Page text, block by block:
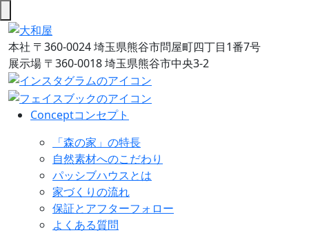
本社 〒360-0024 埼玉県熊谷市問屋町四丁目1番7号
展示場 〒360-0018 埼玉県熊谷市中央3-2
Conceptコンセプト
「森の家」の特長
自然素材へのこだわり
パッシブハウスとは
家づくりの流れ
保証とアフターフォロー
よくある質問